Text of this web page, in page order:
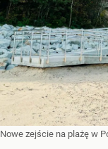
Nowe zejście na plażę w